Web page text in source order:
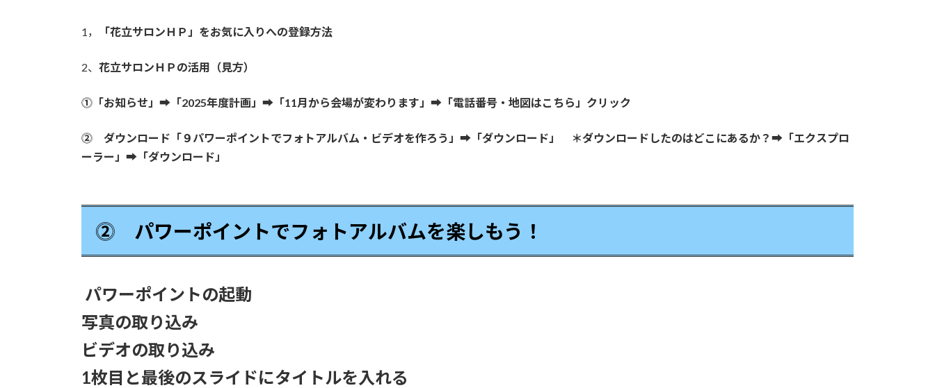
1， 「花立サロンＨＰ」をお気に入りへの登録方法
2、 花立サロンＨＰの活用（見方）
⓵「お知らせ」➡「2025年度計画」➡「11月から会場が変わります」➡「電話番号・地図はこちら」クリック
⓶ ダウンロード「９パワーポイントでフォトアルバム・ビデオを作ろう」➡「ダウンロード」 ＊ダウンロードしたのはどこにあるか？➡「エクスプロ
ーラー」➡「ダウンロード」
⓶ パワーポイントでフォトアルバムを楽しもう！
パワーポイントの起動
写真の取り込み
ビデオの取り込み
1枚目と最後のスライドにタイトルを入れる